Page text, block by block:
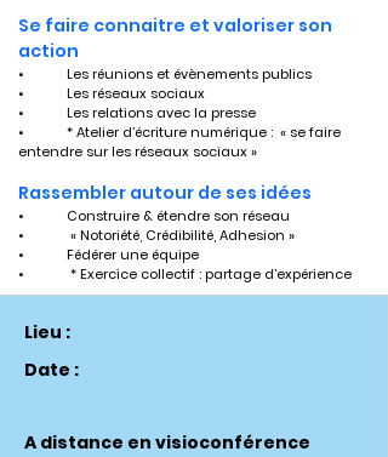
Se faire connaitre et valoriser son
action
•	Les réunions et évènements publics
•	Les réseaux sociaux
•	Les relations avec la presse
•	* Atelier d’écriture numérique :  « se faire
entendre sur les réseaux sociaux »
Rassembler autour de ses idées
•	Construire & étendre son réseau
•	 « Notoriété, Crédibilité, Adhesion »
•	Fédérer une équipe
•	 * Exercice collectif : partage d’expérience
Lieu :
Date :
A distance en visioconférence